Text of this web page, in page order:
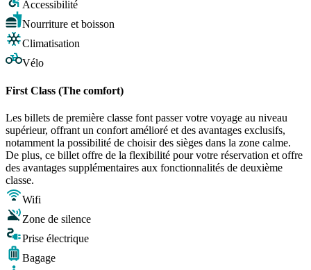
Accessibilité
Nourriture et boisson
Climatisation
Vélo
First Class (The comfort)
Les billets de première classe font passer votre voyage au niveau
supérieur, offrant un confort amélioré et des avantages exclusifs,
notamment la possibilité de choisir des sièges dans la zone calme.
De plus, ce billet offre de la flexibilité pour votre réservation et offre
des avantages supplémentaires aux fonctionnalités de deuxième
classe.
Wifi
Zone de silence
Prise électrique
Bagage